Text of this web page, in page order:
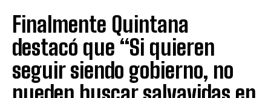
Finalmente Quintana
destacó que “Si quieren
seguir siendo gobierno, no